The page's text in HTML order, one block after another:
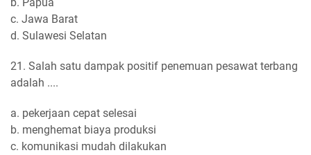
c. Jawa Barat
d. Sulawesi Selatan
21. Salah satu dampak positif penemuan pesawat terbang
adalah ....
a. pekerjaan cepat selesai
b. menghemat biaya produksi
c. komunikasi mudah dilakukan